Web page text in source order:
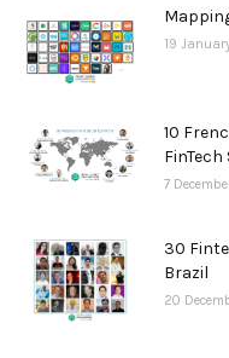
19
10
FinTech
7
30
Brazil
20